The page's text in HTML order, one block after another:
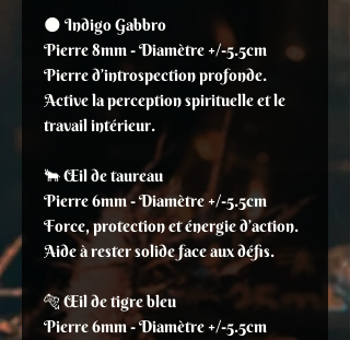
🌑 Indigo Gabbro
Pierre 8mm - Diamètre +/-5.5cm
Pierre d’introspection profonde.
Active la perception spirituelle et le
travail intérieur.
🐂 Œil de taureau
Pierre 6mm - Diamètre +/-5.5cm
Force, protection et énergie d’action.
Aide à rester solide face aux défis.
🐅 Œil de tigre bleu
Pierre 6mm - Diamètre +/-5.5cm